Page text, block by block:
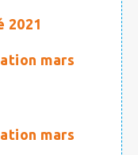
2021
mars
mars